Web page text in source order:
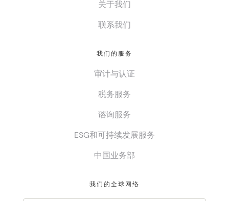
关于我们
联系我们
我们的服务
审计与认证
税务服务
谘询服务
ESG和可持续发展服务
中国业务部
我们的全球网络